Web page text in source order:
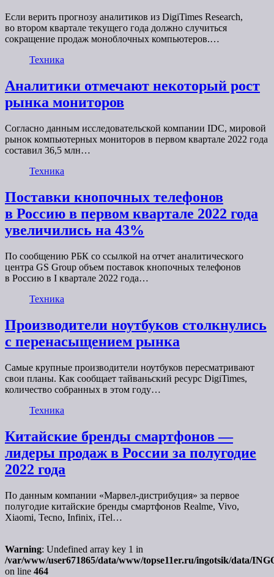
Если верить прогнозу аналитиков из DigiTimes Research,
во втором квартале текущего года должно случиться
сокращение продаж моноблочных компьютеров.…
Техника
Аналитики отмечают некоторый рост
рынка мониторов
Согласно данным исследовательской компании IDC, мировой
рынок компьютерных мониторов в первом квартале 2022 года
составил 36,5 млн…
Техника
Поставки кнопочных телефонов
в Россию в первом квартале 2022 года
увеличились на 43%
По сообщению РБК со ссылкой на отчет аналитического
центра GS Group объем поставок кнопочных телефонов
в Россию в I квартале 2022 года…
Техника
Производители ноутбуков столкнулись
с перенасыщением рынка
Самые крупные производители ноутбуков пересматривают
свои планы. Как сообщает тайваньский ресурс DigiTimes,
количество собранных в этом году…
Техника
Китайские бренды смартфонов —
лидеры продаж в России за полугодие
2022 года
По данным компании «Марвел-дистрибуция» за первое
полугодие китайские бренды смартфонов Realme, Vivo,
Xiaomi, Tecno, Infinix, iTel…
Warning: Undefined array key 1 in
/var/www/user671865/data/www/topse11er.ru/ingotsik/data/
on line 464